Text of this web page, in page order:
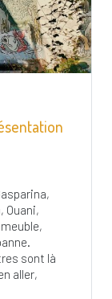
Ouani,
sont là
aller,